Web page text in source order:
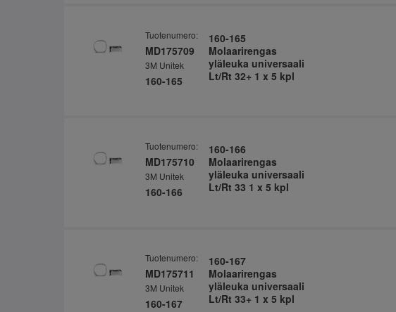
Tuotenumero:
MD175709
3M Unitek
160-165
160-165
Molaarirengas
yläleuka universaali
Lt/Rt 32+ 1 x 5 kpl
Tuotenumero:
MD175710
3M Unitek
160-166
160-166
Molaarirengas
yläleuka universaali
Lt/Rt 33 1 x 5 kpl
Tuotenumero:
MD175711
3M Unitek
160-167
160-167
Molaarirengas
yläleuka universaali
Lt/Rt 33+ 1 x 5 kpl